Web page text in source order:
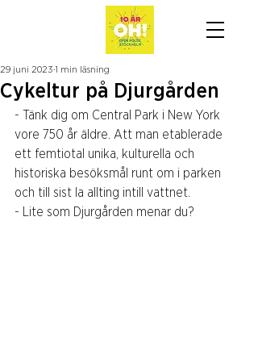
Cykeltur på Djurgården
29 juni 2023 1 min läsning
- Tänk dig om Central Park i New York
vore 750 år äldre. Att man etablerade
ett femtiotal unika, kulturella och
historiska besöksmål runt om i parken
och till sist la allting intill vattnet.
- Lite som Djurgården menar du?